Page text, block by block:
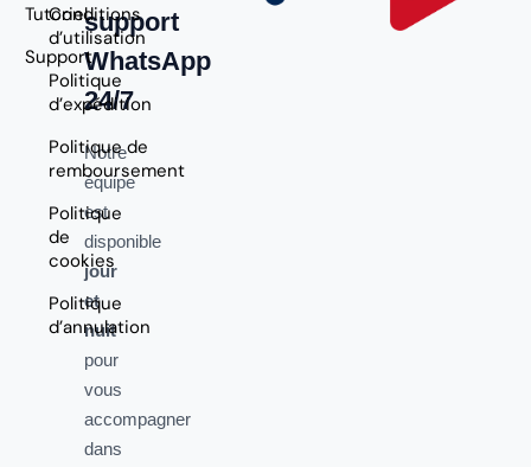
Tutoriel
Support
Conditions
d’utilisation
Politique
d’expédition
Politique de
remboursement
Politique
de
cookies
Politique
d’annulation
support
WhatsApp
24/7
Notre
équipe
est
disponible
jour
et
nuit
pour
vous
accompagner
dans